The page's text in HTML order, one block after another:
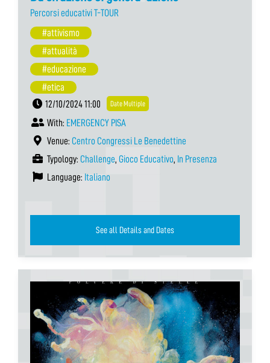
Percorsi educativi T-TOUR
#attivismo
#attualità
#educazione
#etica
12/10/2024 11:00
Date Multiple
With: EMERGENCY PISA
Venue: Centro Congressi Le Benedettine
Typology: Challenge, Gioco Educativo, In Presenza
Language: Italiano
See all Details and Dates